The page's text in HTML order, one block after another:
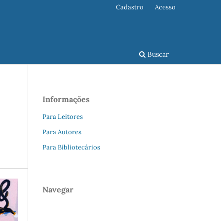
Buscar
Cadastro Acesso
Informações
Para Leitores
Para Autores
Para Bibliotecários
Navegar